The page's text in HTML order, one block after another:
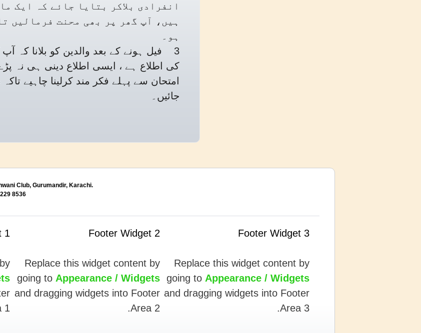
انفرادی بلاکر بتایا جائے کہ ایک
ہیں، آپ گھر پر بھی محنت فرمالیں
ہو۔
3 فیل ہونے کے بعد والدین کو بلانا کہ
کی اطلاع ہے ، ایسی اطلاع دینی ہی نہ
امتحان سے پہلے فکر مند کرلینا چاہیے
جائیں۔
Club, Gurumandir, Karachi.
8536
1
1.
Footer Widget 2
Replace this widget content by
going to Appearance / Widgets
and dragging widgets into Footer
Area 2.
Footer Widget 3
Replace this widget content by
going to Appearance / Widgets
and dragging widgets into Footer
Area 3.